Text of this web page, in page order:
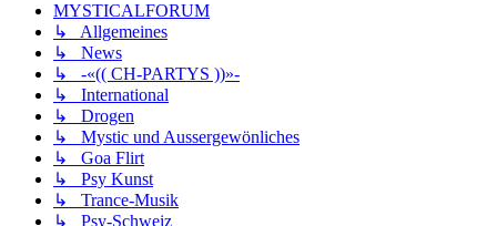
MYSTICALFORUM
↳ Allgemeines
↳ News
↳ -«(( CH-PARTYS ))»-
↳ International
↳ Drogen
↳ Mystic und Aussergewönliches
↳ Goa Flirt
↳ Psy Kunst
↳ Trance-Musik
↳ Psy-Schweiz